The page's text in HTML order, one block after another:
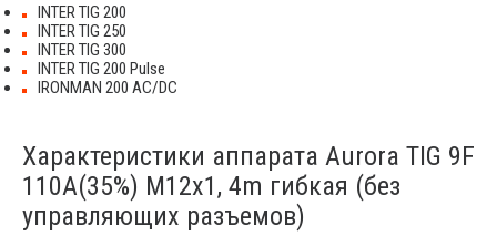
INTER TIG 200
INTER TIG 250
INTER TIG 300
INTER TIG 200 Pulse
IRONMAN 200 AC/DC
Характеристики аппарата Aurora TIG 9F
110A(35%) M12x1, 4m гибкая (без
управляющих разъемов)